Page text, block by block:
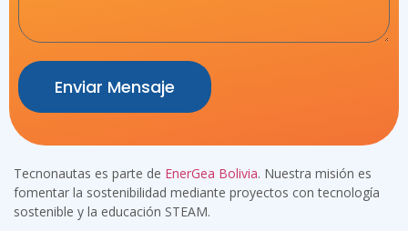
Enviar Mensaje
Tecnonautas es parte de EnerGea Bolivia. Nuestra misión es
fomentar la sostenibilidad mediante proyectos con tecnología
sostenible y la educación STEAM.